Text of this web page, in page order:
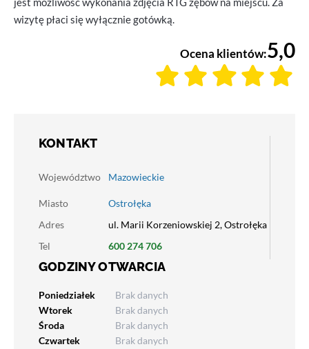
wizytę płaci się wyłącznie gotówką.
Ocena klientów:5,0
KONTAKT
Województwo Mazowieckie
Miasto
Ostrołęka
Adres
ul. Marii Korzeniowskiej 2, Ostrołęka
Tel
600 274 706
GODZINY OTWARCIA
Poniedziałek
Brak danych
Wtorek
Brak danych
Środa
Brak danych
Czwartek
Brak danych